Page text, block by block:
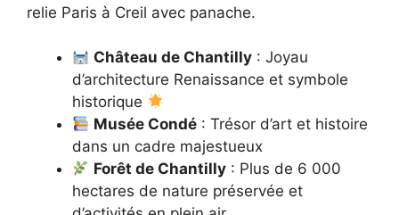
relie Paris à Creil avec panache.
Château de Chantilly : Joyau
d’architecture Renaissance et symbole
historique
Musée Condé : Trésor d’art et histoire
dans un cadre majestueux
Forêt de Chantilly : Plus de 6 000
hectares de nature préservée et